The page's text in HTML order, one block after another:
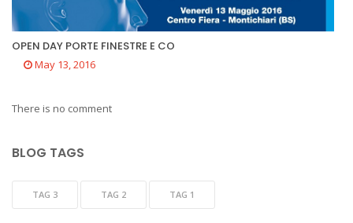
OPEN DAY PORTE FINESTRE E CO
May 13, 2016
There is no comment
BLOG TAGS
TAG 3 TAG 2 TAG 1